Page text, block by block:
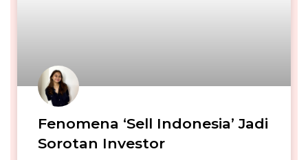
Fenomena ‘Sell Indonesia’ Jadi
Sorotan Investor